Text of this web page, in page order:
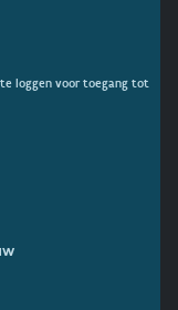
te loggen voor toegang tot